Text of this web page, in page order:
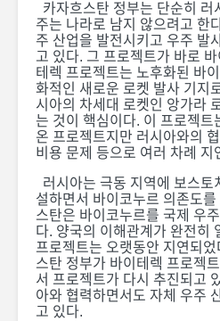
카자흐스탄 정부는 단순히 러
주는 나라로 남지 않으려고 한
주 산업을 발전시키고 우주 발
고 있다. 그 프로젝트가 바로
테렉 프로젝트는 노후화된 바
화적인 새로운 로켓 발사 기지
시아의 차세대 로켓인 앙가라
는 것이 핵심이다. 이 프로젝트
온 프로젝트지만 러시아와의
비용 문제 등으로 여러 차례 지
러시아는 극동 지역에 보스토
설하면서 바이코누르 의존도
스탄은 바이코누르를 국제 우
다. 양국의 이해관계가 완전히
프로젝트는 오랫동안 지연되
스탄 정부가 바이테렉 프로젝
서 프로젝트가 다시 추진되고
아와 협력하면서도 자체 우주
고 있다.